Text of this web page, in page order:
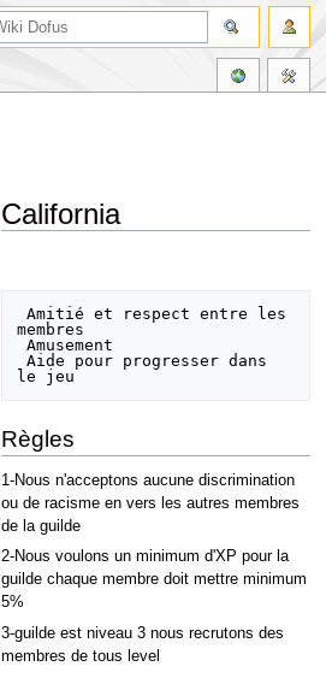
California
navigation
recherche
Amitié et respect entre les
membres
Amusement
Aide pour progresser dans
Règles
1-Nous n'acceptons aucune discrimination
ou de racisme en vers les autres membres
de la guilde
2-Nous voulons un minimum d'XP pour la
guilde chaque membre doit mettre minimum
5%
3-guilde est niveau 3 nous recrutons des
membres de tous level